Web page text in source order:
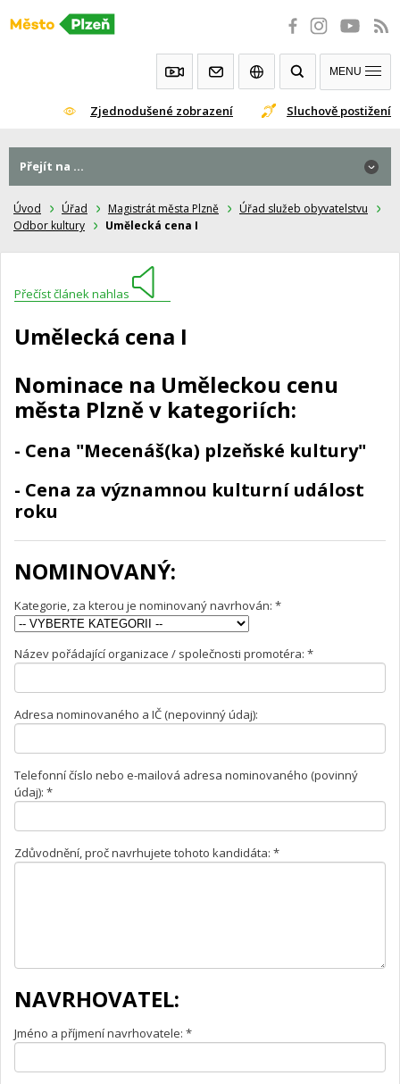
Přeskočit
Zjednodušené zobrazení Sluchově postižení
MENU
Úvod Úřad Magistrát města Plzně
Úřad služeb obyvatelstvu
Odbor kultury
Umělecká cena I
Přečíst článek nahlas
Umělecká cena I
Nominace na Uměleckou cenu
města Plzně v kategoriích:
- Cena "Mecenáš(ka) plzeňské kultury"
- Cena za významnou kulturní událost
roku
NOMINOVANÝ:
Kategorie, za kterou je nominovaný navrhován: *
Název pořádající organizace / společnosti promotéra: *
Adresa nominovaného a IČ (nepovinný údaj):
Telefonní číslo nebo e-mailová adresa nominovaného (povinný
údaj): *
Zdůvodnění, proč navrhujete tohoto kandidáta: *
NAVRHOVATEL:
Jméno a příjmení navrhovatele: *
Přejít na ...